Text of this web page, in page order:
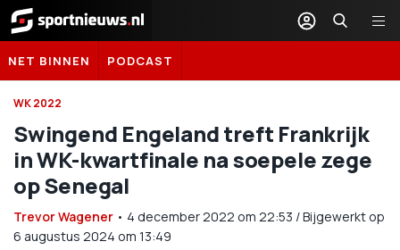
Sportnieuws.nl
NET BINNEN PODCAST
WK 2022
Swingend Engeland treft Frankrijk
in WK-kwartfinale na soepele zege
op Senegal
Trevor Wagener • 4 december 2022 om 22:53 /Bijgewerkt op
6 augustus 2024 om 13:49